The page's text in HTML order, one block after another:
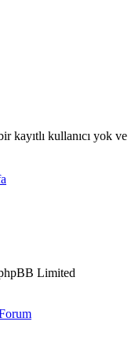
kayıtlı kullanıcı yok ve
Limited